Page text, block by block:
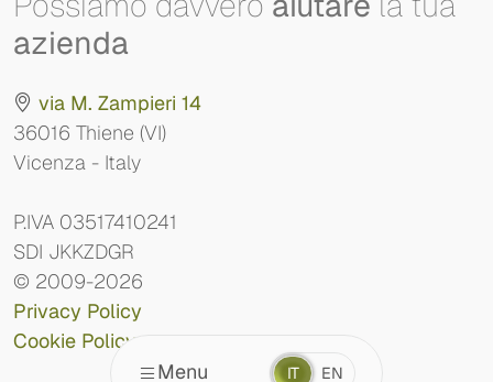
Menu IT EN
azienda
via M. Zampieri 14
36016 Thiene (VI)
Vicenza - Italy
P.IVA 03517410241
SDI JKKZDGR
© 2009-2026
Privacy Policy
Cookie Policy